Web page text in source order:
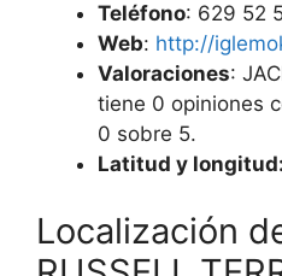
Teléfono: 629 52
Web: http://
Valoraciones:
tiene 0 opiniones
0 sobre 5.
Latitud y longitud:
Localización